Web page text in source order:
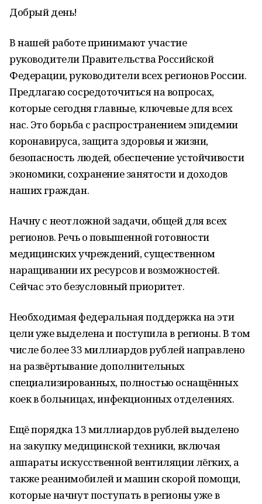
Добрый день!
В нашей работе принимают участие
руководители Правительства Российской
Федерации, руководители всех регионов России.
Предлагаю сосредоточиться на вопросах,
которые сегодня главные, ключевые для всех
нас. Это борьба с распространением эпидемии
коронавируса, защита здоровья и жизни,
безопасность людей, обеспечение устойчивости
экономики, сохранение занятости и доходов
наших граждан.
Начну с неотложной задачи, общей для всех
регионов. Речь о повышенной готовности
медицинских учреждений, существенном
наращивании их ресурсов и возможностей.
Сейчас это безусловный приоритет.
Необходимая федеральная поддержка на эти
цели уже выделена и поступила в регионы. В том
числе более 33 миллиардов рублей направлено
на развёртывание дополнительных
специализированных, полностью оснащённых
коек в больницах, инфекционных отделениях.
Ещё порядка 13 миллиардов рублей выделено
на закупку медицинской техники, включая
аппараты искусственной вентиляции лёгких, а
также реанимобилей и машин скорой помощи,
которые начнут поступать в регионы уже в